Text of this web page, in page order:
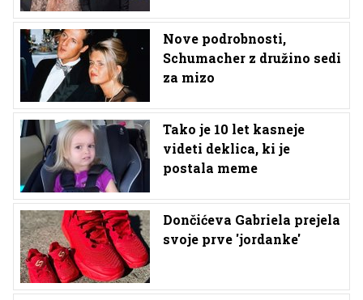
Nove podrobnosti,
Schumacher z družino sedi
za mizo
Tako je 10 let kasneje
videti deklica, ki je
postala meme
Dončićeva Gabriela prejela
svoje prve 'jordanke'